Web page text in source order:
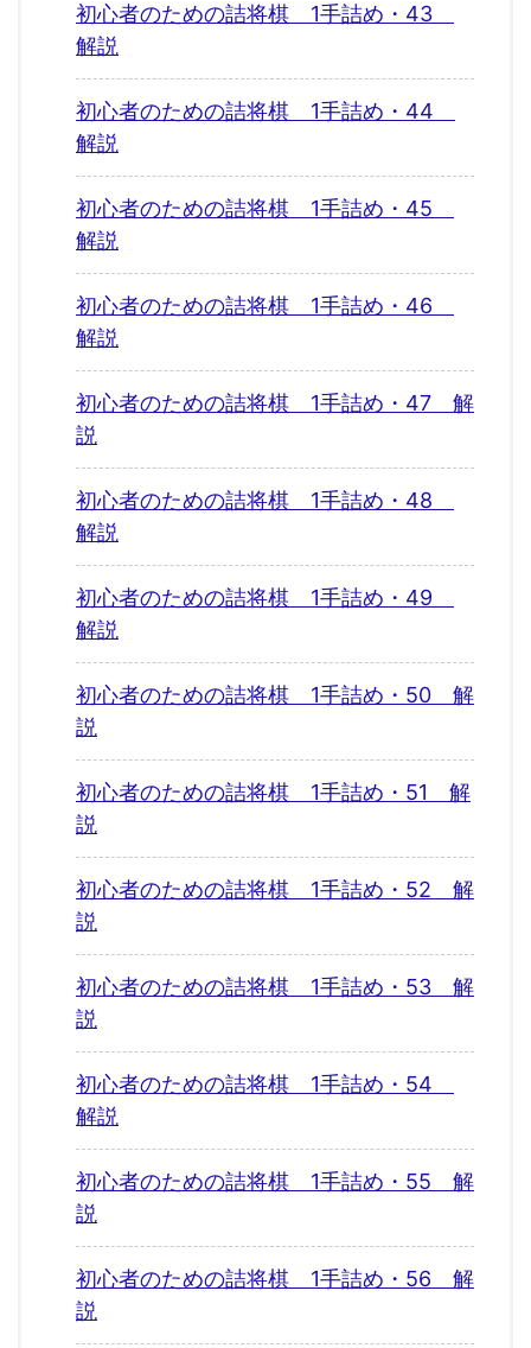
初心者のための詰将棋 1手詰め・43
解説
初心者のための詰将棋 1手詰め・44
解説
初心者のための詰将棋 1手詰め・45
解説
初心者のための詰将棋 1手詰め・46
解説
初心者のための詰将棋 1手詰め・47 解
説
初心者のための詰将棋 1手詰め・48
解説
初心者のための詰将棋 1手詰め・49
解説
初心者のための詰将棋 1手詰め・50 解
説
初心者のための詰将棋 1手詰め・51 解
説
初心者のための詰将棋 1手詰め・52 解
説
初心者のための詰将棋 1手詰め・53 解
説
初心者のための詰将棋 1手詰め・54
解説
初心者のための詰将棋 1手詰め・55 解
説
初心者のための詰将棋 1手詰め・56 解
説